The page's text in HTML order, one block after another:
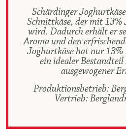
Schärdinger
Schnittkäse, der mit
wird. Dadurch erhält er
Aroma und den
Joghurtkäse hat nur
ein idealer
ausgewogener
Produktionsbetrieb:
Vertrieb: